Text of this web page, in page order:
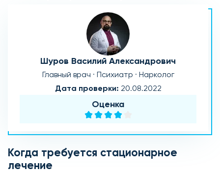
Шуров Василий Александрович
Главный врач · Психиатр · Нарколог
Дата проверки: 20.08.2022
Оценка
Когда требуется стационарное
лечение